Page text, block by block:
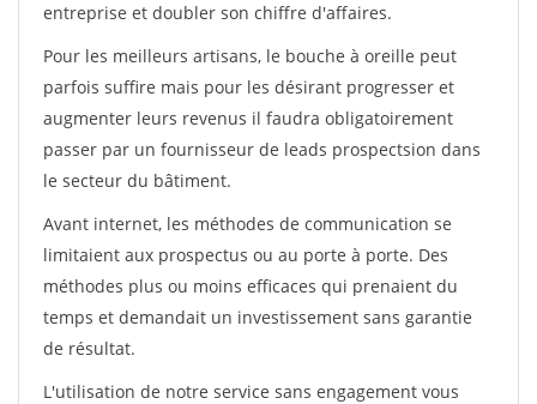
entreprise et doubler son chiffre d'affaires.
Pour les meilleurs artisans, le bouche à oreille peut
parfois suffire mais pour les désirant progresser et
augmenter leurs revenus il faudra obligatoirement
passer par un fournisseur de leads prospectsion dans
le secteur du bâtiment.
Avant internet, les méthodes de communication se
limitaient aux prospectus ou au porte à porte. Des
méthodes plus ou moins efficaces qui prenaient du
temps et demandait un investissement sans garantie
de résultat.
L'utilisation de notre service sans engagement vous